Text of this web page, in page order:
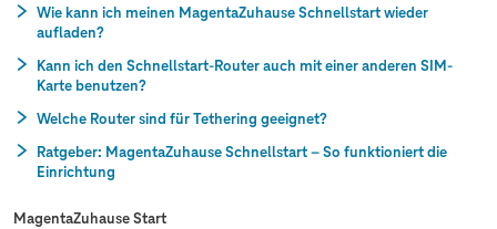
Wie kann ich meinen MagentaZuhause Schnellstart wieder
aufladen?
Kann ich den Schnellstart-Router auch mit einer anderen SIM-
Karte benutzen?
Welche Router sind für Tethering geeignet?
Ratgeber: MagentaZuhause Schnellstart – So funktioniert die
Einrichtung
MagentaZuhause Start